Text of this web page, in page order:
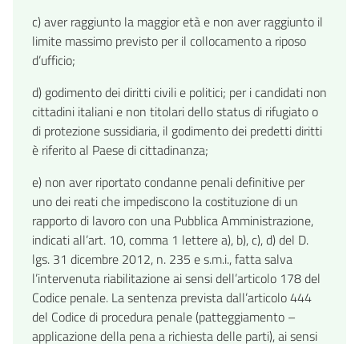
c) aver raggiunto la maggior età e non aver raggiunto il
limite massimo previsto per il collocamento a riposo
d’ufficio;
d) godimento dei diritti civili e politici; per i candidati non
cittadini italiani e non titolari dello status di rifugiato o
di protezione sussidiaria, il godimento dei predetti diritti
è riferito al Paese di cittadinanza;
e) non aver riportato condanne penali definitive per
uno dei reati che impediscono la costituzione di un
rapporto di lavoro con una Pubblica Amministrazione,
indicati all’art. 10, comma 1 lettere a), b), c), d) del D.
lgs. 31 dicembre 2012, n. 235 e s.m.i., fatta salva
l’intervenuta riabilitazione ai sensi dell’articolo 178 del
Codice penale. La sentenza prevista dall’articolo 444
del Codice di procedura penale (patteggiamento –
applicazione della pena a richiesta delle parti), ai sensi